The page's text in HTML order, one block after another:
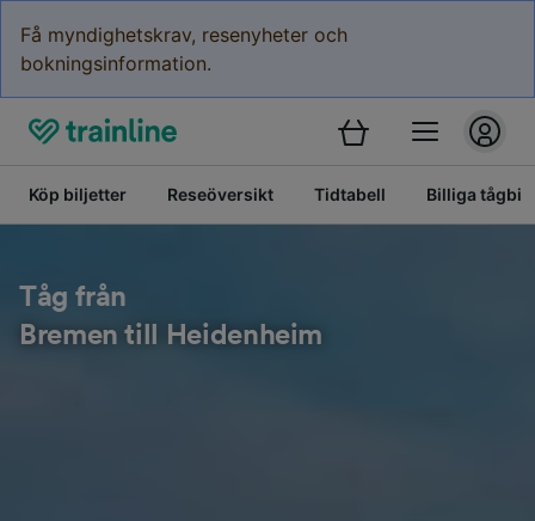
Få myndighetskrav, resenyheter och
bokningsinformation.
Köp biljetter Reseöversikt Tidtabell Billiga
Tåg från
Bremen till Heidenheim